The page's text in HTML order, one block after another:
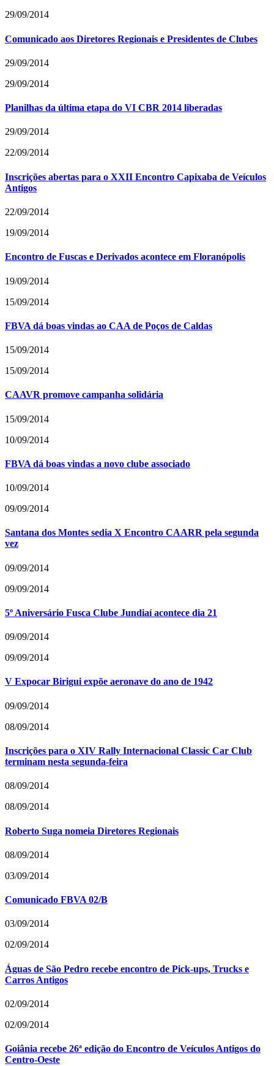
29/09/2014
Comunicado aos Diretores Regionais e Presidentes de Clubes
29/09/2014
29/09/2014
Planilhas da última etapa do VI CBR 2014 liberadas
29/09/2014
22/09/2014
Inscrições abertas para o XXII Encontro Capixaba de Veículos
Antigos
22/09/2014
19/09/2014
Encontro de Fuscas e Derivados acontece em Floranópolis
19/09/2014
15/09/2014
FBVA dá boas vindas ao CAA de Poços de Caldas
15/09/2014
15/09/2014
CAAVR promove campanha solidária
15/09/2014
10/09/2014
FBVA dá boas vindas a novo clube associado
10/09/2014
09/09/2014
Santana dos Montes sedia X Encontro CAARR pela segunda
vez
09/09/2014
09/09/2014
5º Aniversário Fusca Clube Jundiaí acontece dia 21
09/09/2014
09/09/2014
V Expocar Birigui expõe aeronave do ano de 1942
09/09/2014
08/09/2014
Inscrições para o XIV Rally Internacional Classic Car Club
terminam nesta segunda-feira
08/09/2014
08/09/2014
Roberto Suga nomeia Diretores Regionais
08/09/2014
03/09/2014
Comunicado FBVA 02/B
03/09/2014
02/09/2014
Águas de São Pedro recebe encontro de Pick-ups, Trucks e
Carros Antigos
02/09/2014
02/09/2014
Goiânia recebe 26ª edição do Encontro de Veículos Antigos do
Centro-Oeste